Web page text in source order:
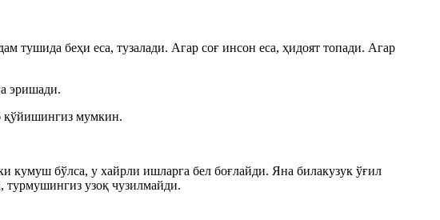
тушида беҳи еса, тузалади. Агар соғ инсон еса, ҳидоят топади. Агар
эришади.
қўйишингиз мумкин.
кумуш бўлса, у хайрли ишларга бел боғлайди. Яна билакузук ўғил
турмушингиз узоқ чузилмайди.